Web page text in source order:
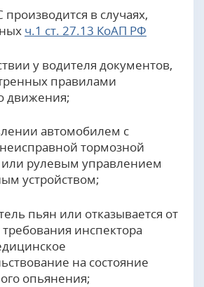
в случаях,
ч.1 ст. 27.13 КоАП РФ
у водителя документов,
правилами
движения;
автомобилем с
тормозной
или рулевым управлением
устройством;
пьян или отказывается от
требования инспектора
на состояние
опьянения;